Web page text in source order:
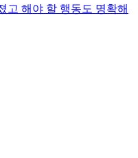
고 해야 할 행동도 명확해